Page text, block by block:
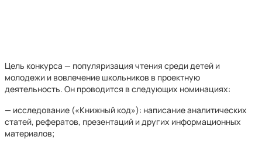
Цель конкурса — популяризация чтения среди детей и
молодежи и вовлечение школьников в проектную
деятельность. Он проводится в следующих номинациях:
— исследование («Книжный код»): написание аналитических
статей, рефератов, презентаций и других информационных
материалов;